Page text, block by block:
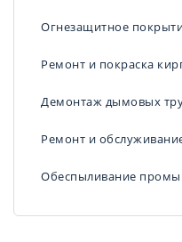
Огнезащитное
Ремонт и покраска
Демонтаж дымовых
Ремонт и
Обеспыливание